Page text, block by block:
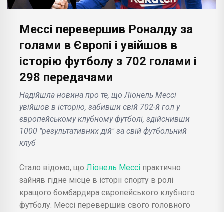
Мессі перевершив Роналду за
голами в Європі і увійшов в
історію футболу з 702 голами і
298 передачами
Надійшла новина про те, що Ліонель Мессі
увійшов в історію, забивши свій 702-й гол у
європейському клубному футболі, здійснивши
1000 "результативних дій" за свій футбольний
клуб
Стало відомо, що Ліонель Мессі практично
зайняв гідне місце в історії спорту в ролі
кращого бомбардира європейського клубного
футболу. Мессі перевершив свого головного